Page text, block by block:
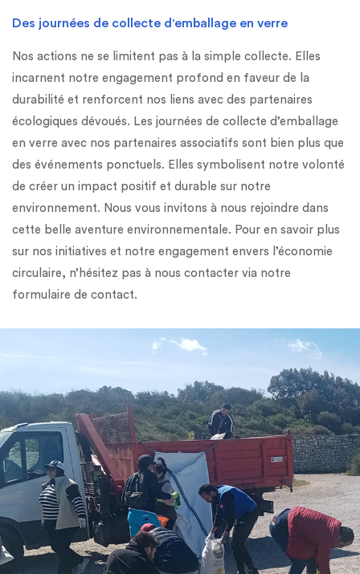
Des journées de collecte d'emballage en verre
Nos actions ne se limitent pas à la simple collecte. Elles
incarnent notre engagement profond en faveur de la
durabilité et renforcent nos liens avec des partenaires
écologiques dévoués. Les journées de collecte d’emballage
en verre avec nos partenaires associatifs sont bien plus que
des événements ponctuels. Elles symbolisent notre volonté
de créer un impact positif et durable sur notre
environnement. Nous vous invitons à nous rejoindre dans
cette belle aventure environnementale. Pour en savoir plus
sur nos initiatives et notre engagement envers l’économie
circulaire, n’hésitez pas à nous contacter via notre
formulaire de contact.